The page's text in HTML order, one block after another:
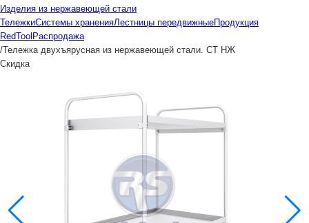
Изделия из нержавеющей стали
ТележкиСистемы храненияЛестницы передвижныеПродукция
RedTool Распродажа
/Тележка двухъярусная из нержавеющей стали. СТ НЖ
Скидка